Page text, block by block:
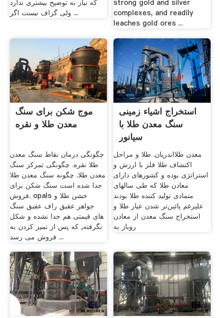
که نیاز به توضیح بیشتری ندارد
ولی گزاف نیست اگر ...
strong gold and silver
complexes, and readily
leaches gold ores ...
موج شکن برای سنگ
معدن طلا و نقره
چگونگی درمان نقاط سنگ معدن
طلا نقره. چگونگی تمرکز سنگ
معدن طلا. چگونه سنگ معدن طلا
جدا شده است سنگ شکن برای
فروش. opals خشن طلا و
جواهر عقیق راف عقیق سنگ
های قیمتی هم جدا نشده و شکل
نگرفته, که پس از تمیز کردن به
فروش می رسد ...
استخراج اشیاء زمینی
سنگ معدن طلا با
سیانور
معدن طلااندریان. طلا و مراحل
اکتشاف طلا فلز با ارزش و
استراتژی بوده و کشورهای دارای
معادن طلا که طی سالهای
متمادی تولید کننده طلا بودند
علیرغم پائین‌تر شدن عیار طلا و
استخراج سنگ معدن از معادن
روباز به